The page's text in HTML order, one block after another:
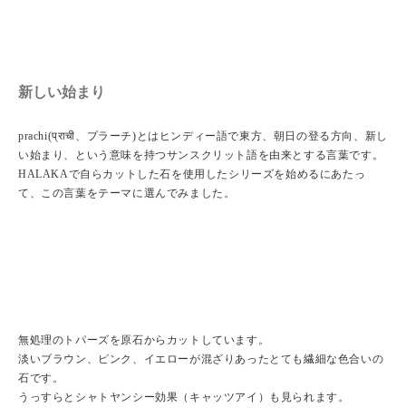
新しい始まり
prachi(प्राची、プラーチ)とはヒンディー語で東方、朝日の登る方向、新し
い始まり、という意味を持つサンスクリット語を由来とする言葉です。
HALAKAで自らカットした石を使用したシリーズを始めるにあたっ
て、この言葉をテーマに選んでみました。
無処理のトパーズを原石からカットしています。
淡いブラウン、ピンク、イエローが混ざりあったとても繊細な色合いの
石です。
うっすらとシャトヤンシー効果（キャッツアイ）も見られます。